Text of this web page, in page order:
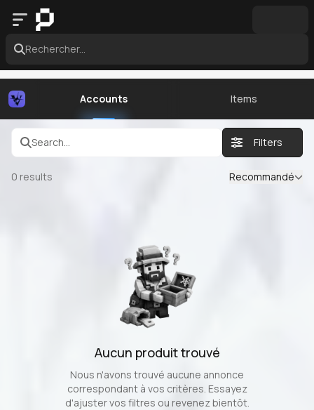
Rechercher...
Accounts Items
Search... Filters
0 results Recommandé
Aucun produit trouvé
Nous n'avons trouvé aucune annonce
correspondant à vos critères. Essayez
d'ajuster vos filtres ou revenez bientôt.